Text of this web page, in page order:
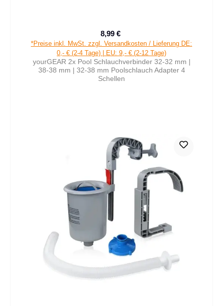
Verkaufspreis:
8,99 €
*Preise inkl. MwSt. zzgl. Versandkosten / Lieferung DE:
0,- € (2-4 Tage) | EU: 9,- € (2-12 Tage)
yourGEAR 2x Pool Schlauchverbinder 32-32 mm |
38-38 mm | 32-38 mm Poolschlauch Adapter 4
Schellen